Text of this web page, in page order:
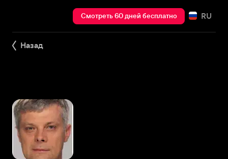
Смотреть 60 дней бесплатно RU
Назад